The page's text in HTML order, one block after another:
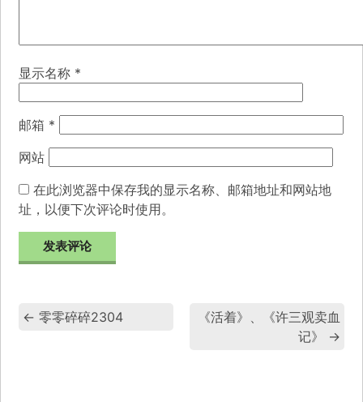
显示名称 *
邮箱 *
网站
在此浏览器中保存我的显示名称、邮箱地址和网站地
址，以便下次评论时使用。
← 零零碎碎2304
《活着》、《许三观卖血
记》 →